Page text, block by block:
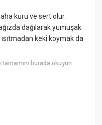
kuru ve sert olur.
dağılarak yumuşak
ısıtmadan keki koymak da
tamamını burada okuyun: